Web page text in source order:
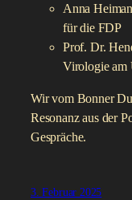
Anna
für die FDP
Prof. Dr.
Virologie
Wir vom Bonner
Resonanz aus der
Gespräche.
3. Februar 2025